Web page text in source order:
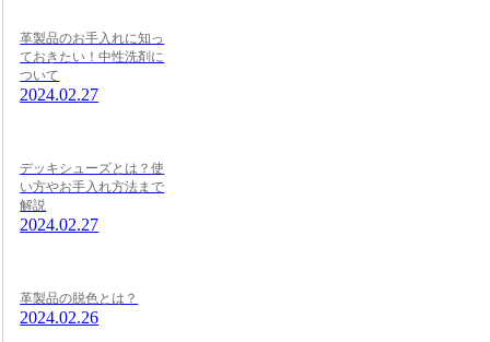
革製品のお手入れに知っ
ておきたい！中性洗剤に
ついて
2024.02.27
デッキシューズとは？使
い方やお手入れ方法まで
解説
2024.02.27
革製品の脱色とは？
2024.02.26